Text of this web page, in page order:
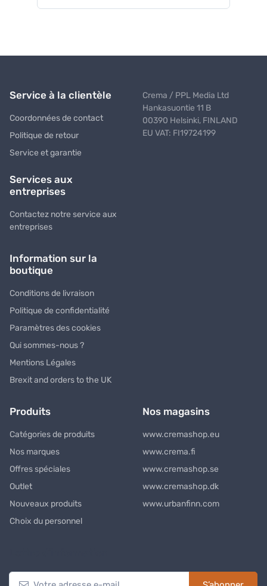
Service à la clientèle
Coordonnées de contact
Politique de retour
Service et garantie
Services aux
entreprises
Contactez notre service aux
entreprises
Crema / PPL Media Ltd
Hankasuontie 11 B
00390 Helsinki, FINLAND
EU VAT: FI19724199
Information sur la
boutique
Conditions de livraison
Politique de confidentialité
Paramètres des cookies
Qui sommes-nous ?
Mentions Légales
Brexit and orders to the UK
Produits
Catégories de produits
Nos marques
Offres spéciales
Outlet
Nouveaux produits
Choix du personnel
Nos magasins
www.cremashop.eu
www.crema.fi
www.cremashop.se
www.cremashop.dk
www.urbanfinn.com